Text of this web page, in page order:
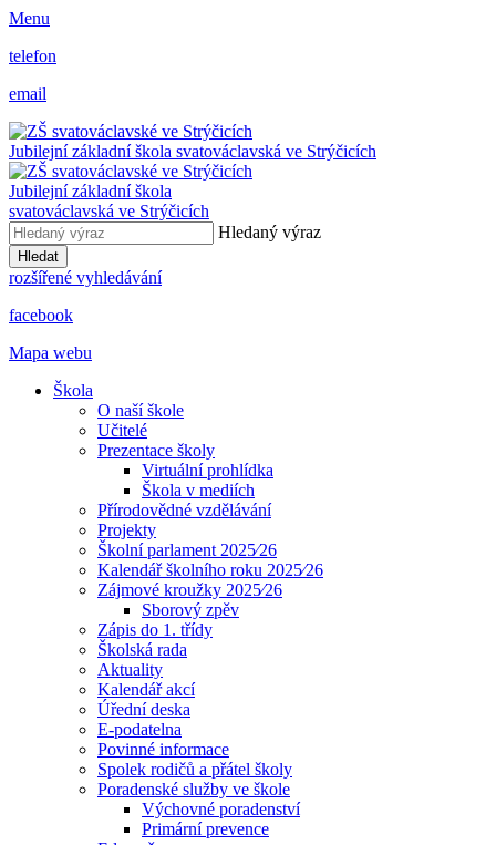
Menu
telefon
email
Jubilejní základní škola svatováclavská ve Strýčicích
Jubilejní základní škola
svatováclavská ve Strýčicích
Hledaný výraz
Hledat
rozšířené vyhledávání
facebook
Mapa webu
Škola
O naší škole
Učitelé
Prezentace školy
Virtuální prohlídka
Škola v mediích
Přírodovědné vzdělávání
Projekty
Školní parlament 2025⁄26
Kalendář školního roku 2025⁄26
Zájmové kroužky 2025⁄26
Sborový zpěv
Zápis do 1. třídy
Školská rada
Aktuality
Kalendář akcí
Úřední deska
E-podatelna
Povinné informace
Spolek rodičů a přátel školy
Poradenské služby ve škole
Výchovné poradenství
Primární prevence